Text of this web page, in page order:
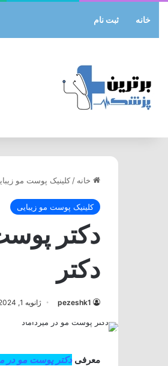
خانه ثبت نام
خانه / کلینیک پوست مو
کلینیک پوست مو زیبایی
دکتر
دکتر
pezeshk1 ژانویه 1, 2024
معرفیدکتر پوست مو در